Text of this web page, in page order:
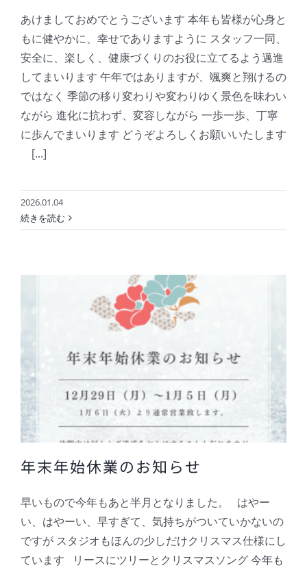
あけましておめでとうございます 本年も皆様が心身と
もに健やかに、幸せでありますように スタッフ一同、
安全に、楽しく、健康づくりのお役に立てるよう邁進
してまいります 午年ではありますが、颯爽と翔けるの
ではなく 季節の移り変わりや変わりゆく景色を味わい
ながら 進化に抗わず、変容しながら 一歩一歩、丁寧
に歩んでまいります どうぞよろしくお願いいたします
[...]
2026.01.04
続きを読む
年末年始休業のお知らせ
早いもので今年もあと半月となりました。 はやー
い、はやーい、早すぎて、気持ちがついていかないの
ですが スタジオもほんの少しだけクリスマス仕様にし
ています リースにツリーとクリスマスソング 今年も